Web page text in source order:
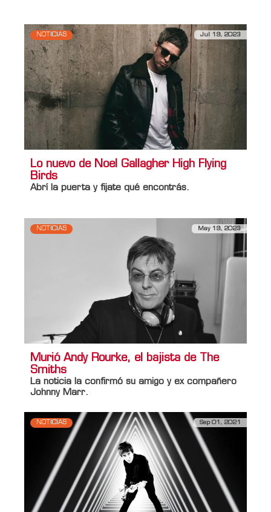
NOTICIAS Jul 19, 2023
Lo nuevo de Noel Gallagher High Flying
Birds
Abrí la puerta y fijate qué encontrás.
NOTICIAS May 19, 2023
Murió Andy Rourke, el bajista de The
Smiths
La noticia la confirmó su amigo y ex compañero
Johnny Marr.
NOTICIAS Sep 01, 2021